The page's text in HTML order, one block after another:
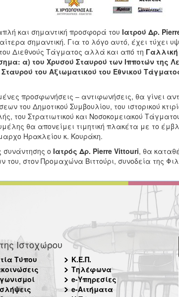
και σημαντική προσφορά του Ιατρού Δρ.
σημαντική. Για το λόγο αυτό, έχει τύχει
του Διεθνούς Τάγματος αλλά και από τη
α) του Χρυσού Σταυρού των Ιπποτών της
Σταυρού του Αξιωματικού του Εθνικού
προσφωνήσεις – αντιφωνήσεις, θα γίνει
του Δημοτικού Συμβουλίου, του ιστορικού
του Στρατιωτικού και Νοσοκομειακού
θα απονείμει τιμητική πλακέτα με το
Ηρακλείου κ. Κουράκη.
ο Ιατρός Δρ. Pierre Vittouri, θα
του, στον Προμαχώνα Βιττούρι, συνοδεία της
Ιστοχώρου
Τύπου
Κ.Ε.Π.
Τηλέφωνα
e-Υπηρεσίες
e-Αιτήματα